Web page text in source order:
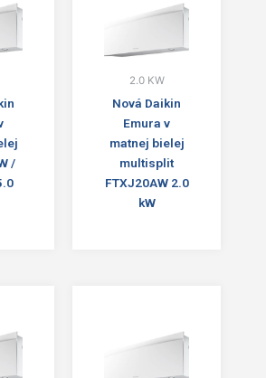
/
2.0 KW
Nová Daikin
Emura v
matnej bielej
multisplit
FTXJ20AW 2.0
kW